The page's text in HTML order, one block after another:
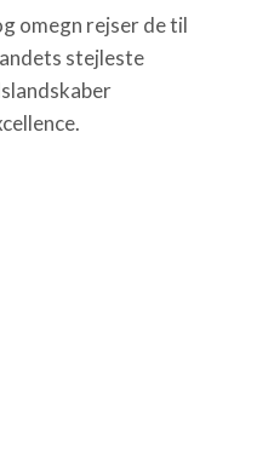
omegn rejser de til
stejleste